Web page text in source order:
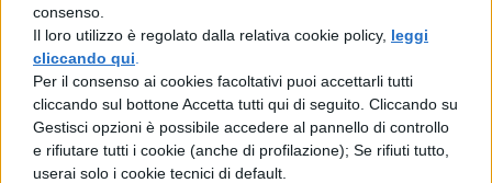
consenso.
Il loro utilizzo è regolato dalla relativa cookie policy, leggi
cliccando qui
Per il consenso ai cookies facoltativi puoi accettarli tutti
cliccando sul bottone Accetta tutti qui di seguito. Cliccando su
Gestisci opzioni è possibile accedere al pannello di controllo
e rifiutare tutti i cookie (anche di profilazione); Se rifiuti tutto,
userai solo i cookie tecnici di default.
sul target giovanile – ha dichiarato il
Presidente dell’emittente radiofonicaMarco
Montrone– Sarà un’altra bellissima serata e
siamo certi di ritrovare una grande
accoglienza”. Ecco tutti icantantiche si